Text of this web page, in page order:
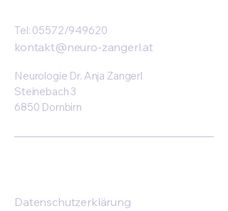
Tel: 05572/949620
kontakt@neuro-zangerl.at
Neurologie Dr. Anja Zangerl
Steinebach 3
6850 Dornbirn
Datenschutzerklärung